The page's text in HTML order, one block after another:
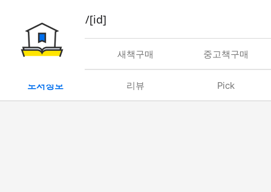
book/rent/[id]
대여 새책구매 중고책구매
도서정보 리뷰 Pick